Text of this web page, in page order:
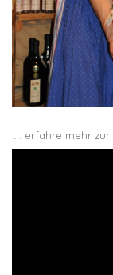
…. erfahre mehr zur